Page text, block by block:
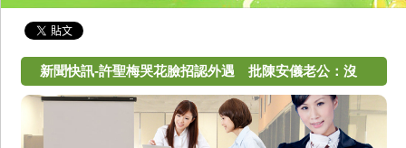
新聞快訊-許聖梅哭花臉招認外遇 批陳安儀老公：沒
種承認